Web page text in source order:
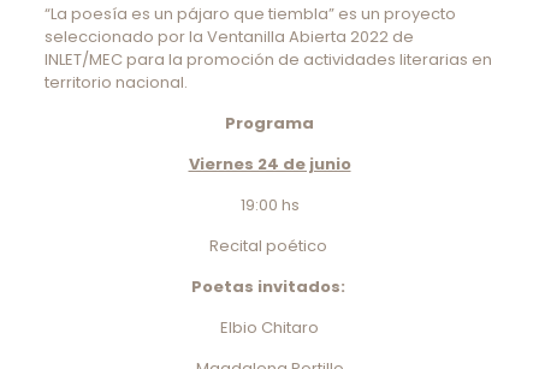
“La poesía es un pájaro que tiembla” es un proyecto
seleccionado por la Ventanilla Abierta 2022 de
INLET/MEC para la promoción de actividades literarias en
territorio nacional.
Programa
Viernes 24 de junio
19:00 hs
Recital poético
Poetas invitados:
Elbio Chitaro